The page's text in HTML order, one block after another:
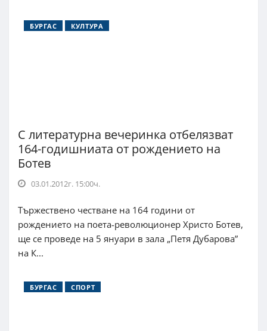
БУРГАС КУЛТУРА
С литературна вечеринка отбелязват
164-годишниата от рождението на
Ботев
03.01.2012г. 15:00ч.
Тържествено честване на 164 години от
рождението на поета-революционер Христо Ботев,
ще се проведе на 5 януари в зала „Петя Дубарова”
на К...
БУРГАС СПОРТ